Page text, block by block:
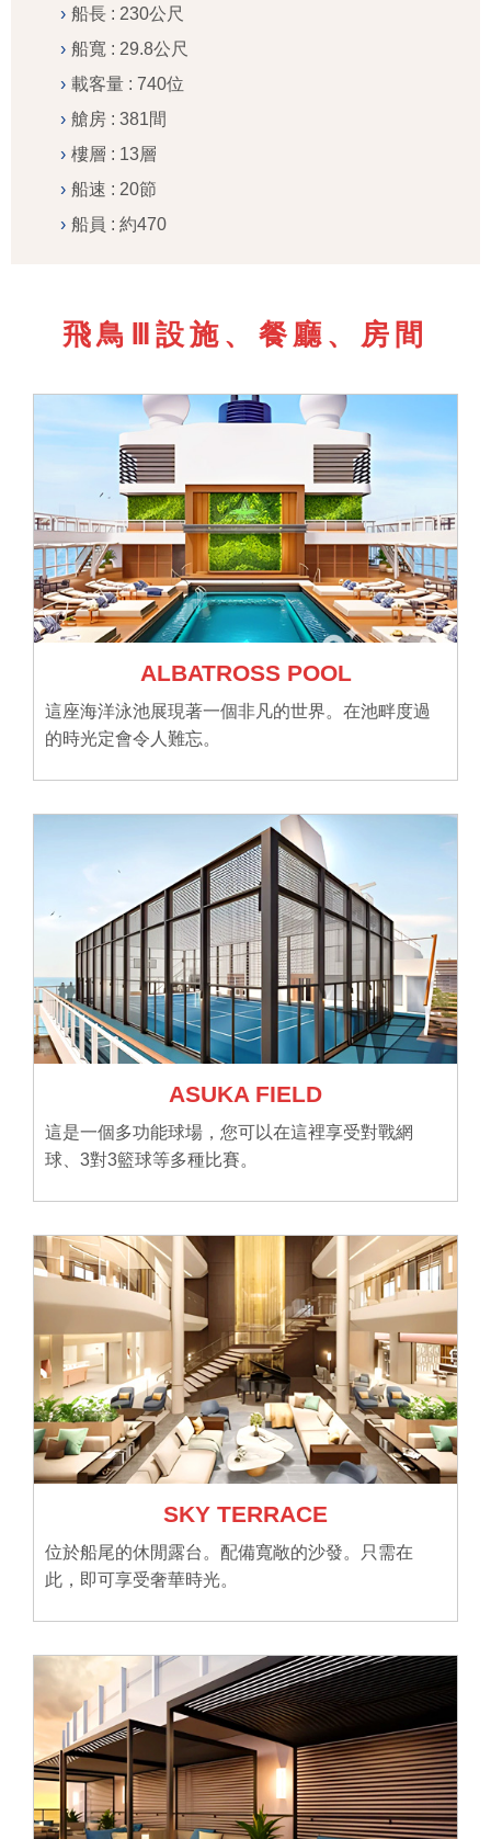
船長 : 230公尺
船寬 : 29.8公尺
載客量 : 740位
艙房 : 381間
樓層 : 13層
船速 : 20節
船員 : 約470
飛鳥Ⅲ設施、餐廳、房間
ALBATROSS POOL
這座海洋泳池展現著一個非凡的世界。在池畔度過
的時光定會令人難忘。
ASUKA FIELD
這是一個多功能球場，您可以在這裡享受對戰網
球、3對3籃球等多種比賽。
SKY TERRACE
位於船尾的休閒露台。配備寬敞的沙發。只需在
此，即可享受奢華時光。